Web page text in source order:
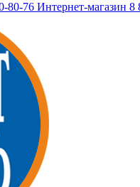
80-76 Интернет-магазин 8